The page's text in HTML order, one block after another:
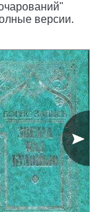
версии.